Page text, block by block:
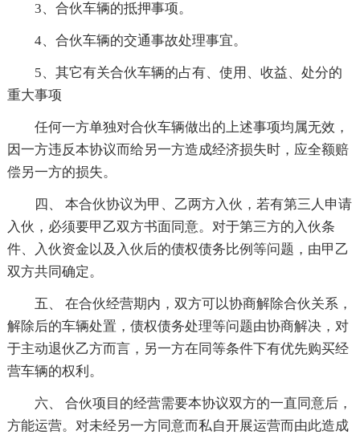
3、合伙车辆的抵押事项。
4、合伙车辆的交通事故处理事宜。
5、其它有关合伙车辆的占有、使用、收益、处分的
重大事项
任何一方单独对合伙车辆做出的上述事项均属无效，
因一方违反本协议而给另一方造成经济损失时，应全额赔
偿另一方的损失。
四、 本合伙协议为甲、乙两方入伙，若有第三人申请
入伙，必须要甲乙双方书面同意。对于第三方的入伙条
件、入伙资金以及入伙后的债权债务比例等问题，由甲乙
双方共同确定。
五、 在合伙经营期内，双方可以协商解除合伙关系，
解除后的车辆处置，债权债务处理等问题由协商解决，对
于主动退伙乙方而言，另一方在同等条件下有优先购买经
营车辆的权利。
六、 合伙项目的经营需要本协议双方的一直同意后，
方能运营。对未经另一方同意而私自开展运营而由此造成